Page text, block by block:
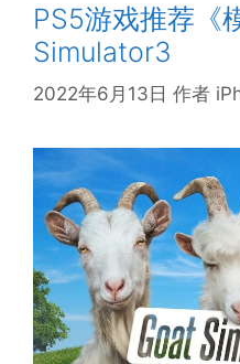
PS5游戏推荐《
Simulator3
2022年6月13日 作者